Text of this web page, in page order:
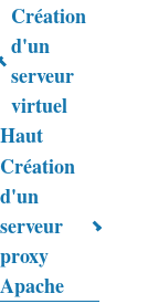
Liens
transversaux
de
livre
pour
Trucs
&
Création
d'un
serveur
virtuel
Haut
Création
d'un
serveur
proxy
Apache